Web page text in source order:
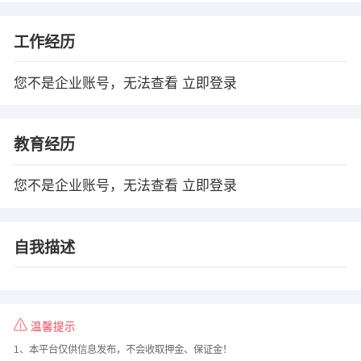
工作经历
您不是企业账号，无法查看 立即登录
教育经历
您不是企业账号，无法查看 立即登录
自我描述
温馨提示
1、本平台仅供信息发布，不会收取押金、保证金！